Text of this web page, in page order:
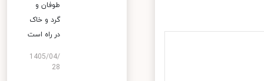
طوفان و
گرد و خاک
در راه است
1405/04/
28